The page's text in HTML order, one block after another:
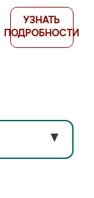
УЗНАТЬ
ПОДРОБНОСТИ
▼